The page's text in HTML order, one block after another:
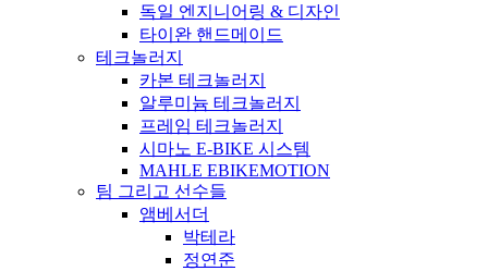
독일 엔지니어링 & 디자인
타이완 핸드메이드
테크놀러지
카본 테크놀러지
알루미늄 테크놀러지
프레임 테크놀러지
시마노 E-BIKE 시스템
MAHLE EBIKEMOTION
팀 그리고 선수들
앰베서더
박테라
정연준